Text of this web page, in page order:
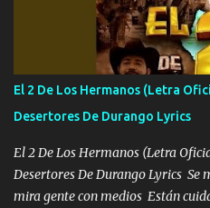
Francia ropa de 100.000 bolas
repleta de presidentes la bolsa
cuenta chequeen gráficas del kitch
El 2 De Los Hermanos (Letra
Desertores De Durango Lyrics
El 2 De Los Hermanos (Letra
Desertores De Durango Lyrics Se
mira gente con medios Están